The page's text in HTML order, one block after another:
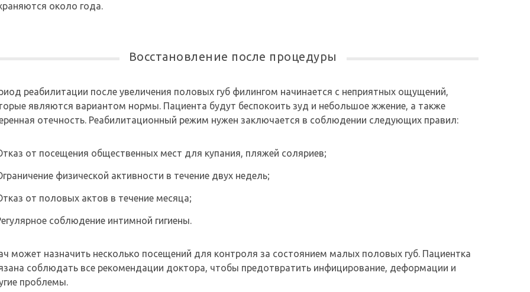
около года.
Восстановление после процедуры
реабилитации после увеличения половых губ филингом начинается с неприятных ощущений,
являются вариантом нормы. Пациента будут беспокоить зуд и небольшое жжение, а также
отечность. Реабилитационный режим нужен заключается в соблюдении следующих правил:
от посещения общественных мест для купания, пляжей соляриев;
физической активности в течение двух недель;
от половых актов в течение месяца;
соблюдение интимной гигиены.
может назначить несколько посещений для контроля за состоянием малых половых губ. Пациентка
соблюдать все рекомендации доктора, чтобы предотвратить инфицирование, деформации и
проблемы.